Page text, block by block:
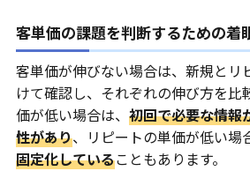
客単価の課題を判断するための着
客単価が伸びない場合は、新規とリ
けて確認し、それぞれの伸び方を比
価が低い場合は、初回で必要な情報
性があり、リピートの単価が低い場
固定化していることもあります。